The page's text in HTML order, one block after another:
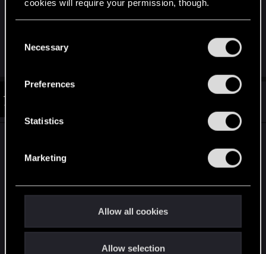
cookies will require your permission, though.
and tweak your preferences regarding them in the
Necessary
Preferences
Statistics
Marketing
Allow all cookies
Allow selection
prowadzonej historii i odpowiedniego zestawienia
charakterów.
Rzekłem.
Wiedźminie 2. Chociaż muszę przyznać, że
widoki były nieraz przepiękne, to jednak brudne
ulice Wyzimy czy bagna bardziej pasowały mi do
Dlatego w W3 życzyłbym sobie powrotu do
klimatu "jedynki". Te ciary na plecach przy